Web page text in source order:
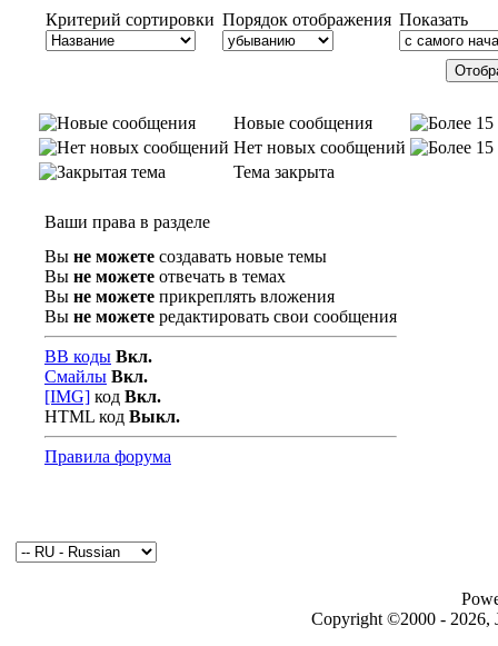
Критерий сортировки Порядок отображения Показать
Новые сообщения
Нет новых сообщений
Тема закрыта
Ваши права в разделе
Вы не можете создавать новые темы
Вы не можете отвечать в темах
Вы не можете прикреплять вложения
Вы не можете редактировать свои сообщения
BB коды Вкл.
Смайлы Вкл.
[IMG] код Вкл.
HTML код Выкл.
Правила форума
Copyright ©2000 - 2026,